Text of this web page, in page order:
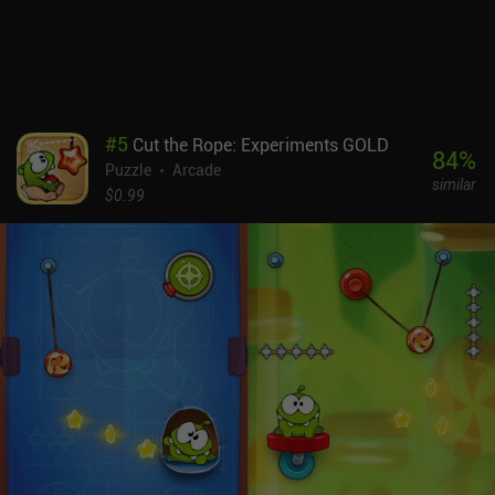
#5 Cut the Rope: Experiments GOLD
Puzzle
Arcade
$0.99
84%
similar